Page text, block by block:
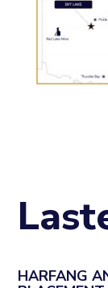
HARFANG